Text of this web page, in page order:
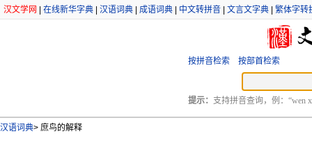
汉文学网 在线新华字典 汉语词典 成语词典 中文转拼音 文言文字典 繁体字转
按拼音检索 按部首检索
提示： 支持拼音查询，例：“wen
汉语词典> 庶鸟的解释